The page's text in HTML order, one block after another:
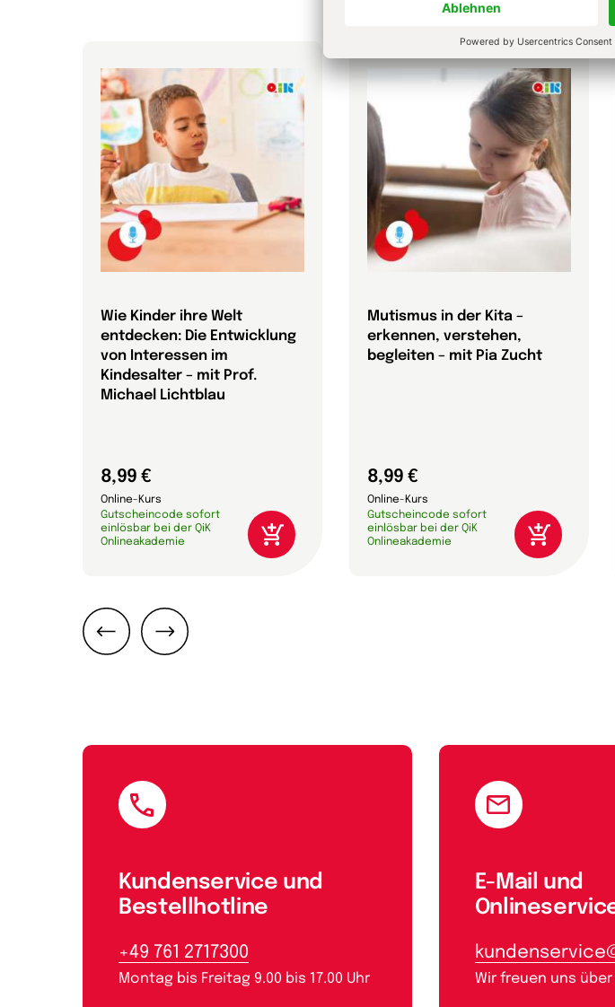
Wie Kinder ihre Welt
entdecken: Die Entwicklung
von Interessen im
Kindesalter – mit Prof.
Michael Lichtblau
8,99 €
Online-Kurs
Gutscheincode sofort
einlösbar bei der QiK
Onlineakademie
Mutismus in der Kita –
erkennen, verstehen,
begleiten – mit Pia Zucht
8,99 €
Online-Kurs
Gutscheincode sofort
einlösbar bei der QiK
Onlineakademie
Kundenservice und
Bestellhotline
+49 761 2717300
Montag bis Freitag 9.00 bis 17.00 Uhr
E-Mail und
Wir freuen uns